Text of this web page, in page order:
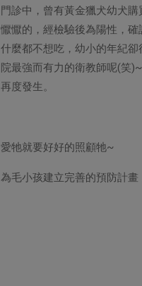
門診中，曾有黃金獵犬幼犬
懨懨的，經檢驗後為陽性，
什麼都不想吃，幼小的年紀
院最強而有力的衛教師呢(笑
再度發生。
愛牠就要好好的照顧牠~
為毛小孩建立完善的預防計畫